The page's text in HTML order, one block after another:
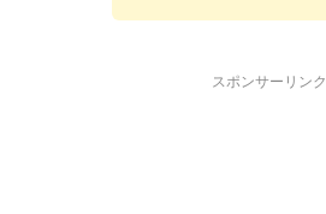
スポンサーリンク